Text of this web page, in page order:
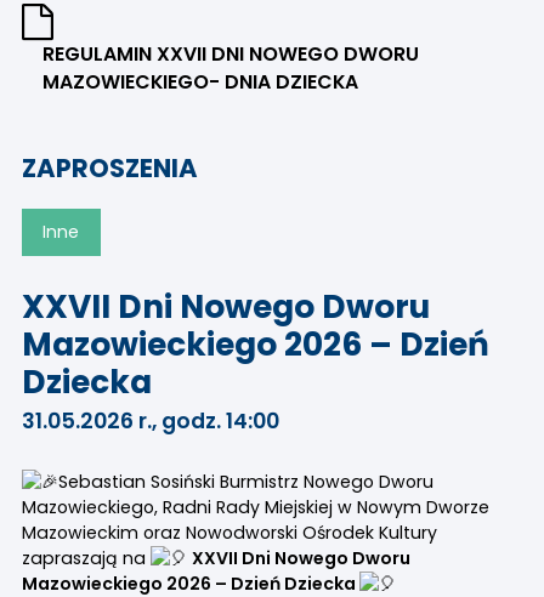
REGULAMIN XXVII DNI NOWEGO DWORU
MAZOWIECKIEGO- DNIA DZIECKA
ZAPROSZENIA
Inne
XXVII Dni Nowego Dworu
Mazowieckiego 2026 – Dzień
Dziecka
31.05.2026 r., godz. 14:00
Sebastian Sosiński Burmistrz Nowego Dworu
Mazowieckiego, Radni Rady Miejskiej w Nowym Dworze
Mazowieckim oraz Nowodworski Ośrodek Kultury
zapraszają na
XXVII Dni Nowego Dworu
Mazowieckiego 2026 – Dzień Dziecka